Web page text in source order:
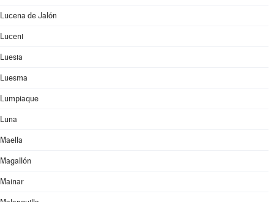
Lucena de Jalón
Luceni
Luesia
Luesma
Lumpiaque
Luna
Maella
Magallón
Mainar